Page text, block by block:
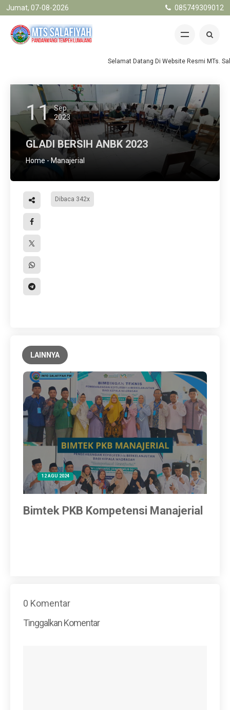
Jumat, 07-08-2026 085749309012
Selamat Datang Di Website Resmi MTs.
11 Sep
2023
GLADI BERSIH ANBK 2023
Home-Manajerial
Dibaca 342x
LAINNYA
12 AGU 2024
Bimtek PKB Kompetensi Manajerial
0 Komentar
Tinggalkan Komentar